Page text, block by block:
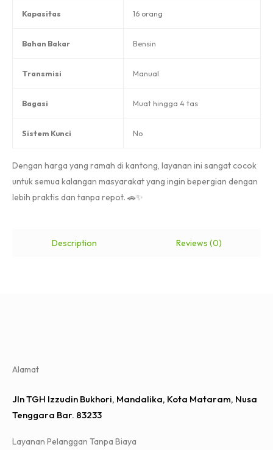
Kapasitas 16 orang
Bahan Bakar Bensin
Transmisi Manual
Bagasi Muat hingga 4 tas
Sistem Kunci No
Dengan harga yang ramah di kantong, layanan ini sangat cocok
untuk semua kalangan masyarakat yang ingin bepergian dengan
lebih praktis dan tanpa repot. 🚗✨
Description Reviews (0)
Alamat
Jln TGH Izzudin Bukhori, Mandalika, Kota Mataram, Nusa
Tenggara Bar. 83233
Layanan Pelanggan Tanpa Biaya